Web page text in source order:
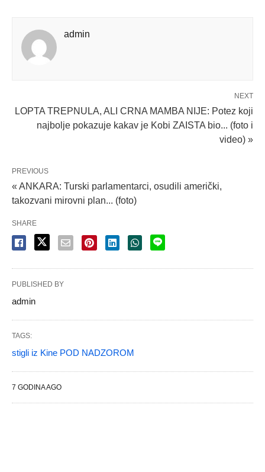
admin
NEXT
LOPTA TREPNULA, ALI CRNA MAMBA NIJE: Potez koji
najbolje pokazuje kakav je Kobi ZAISTA bio... (foto i
video) »
PREVIOUS
« ANKARA: Turski parlamentarci, osudili američki,
takozvani mirovni plan... (foto)
SHARE
PUBLISHED BY
admin
TAGS:
stigli iz Kine POD NADZOROM
7 GODINA AGO